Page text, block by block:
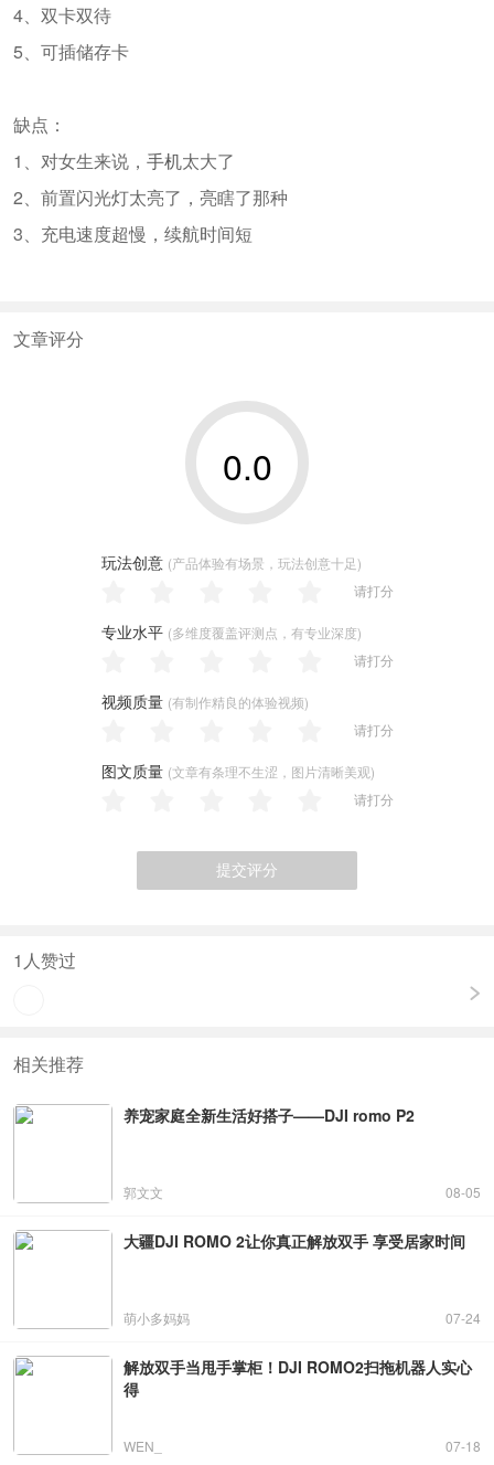
4、双卡双待
5、可插储存卡
缺点：
1、对女生来说， 手机太大了
2、前置闪光灯太亮了，亮瞎了那种
3、充电速度超慢，续航时间短
文章评分
0.0
玩法创意 (产品体验有场景，玩法创意十足)
请打分
专业水平 (多维度覆盖评测点，有专业深度)
请打分
视频质量 (有制作精良的体验视频)
请打分
图文质量 (文章有条理不生涩，图片清晰美观)
请打分
提交评分
1 人赞过
相关推荐
养宠家庭全新生活好搭子——DJI romo P2
郭文文 08-05
大疆DJI ROMO 2让你真正解放双手 享受居家时间
萌小多妈妈 07-24
解放双手当甩手掌柜！DJI ROMO2扫拖机器人实心
得
WEN_ 07-18